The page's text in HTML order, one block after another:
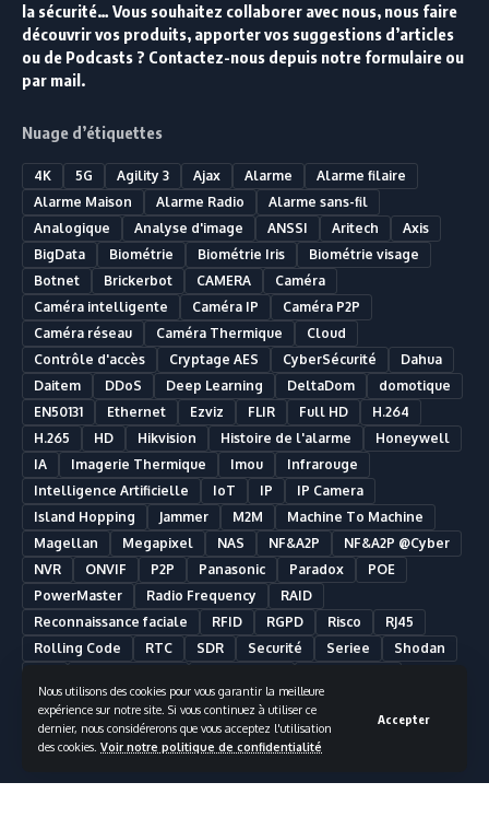
Nous utilisons des cookies pour vous garantir la meilleure
expérience sur notre site. Si vous continuez à utiliser ce
dernier, nous considérerons que vous acceptez l'utilisation
des cookies. Voir notre politique de confidentialité
Accepter
la sécurité… Vous souhaitez collaborer avec nous, nous faire
découvrir vos produits, apporter vos suggestions d’articles
ou de Podcasts ? Contactez-nous depuis notre formulaire ou
par mail.
Nuage d’étiquettes
4K 5G Agility 3 Ajax Alarme
Alarme filaire
Alarme Maison
Alarme Radio
Alarme sans-fil
Analogique
Analyse d'image ANSSI Aritech
Axis
BigData
Biométrie Biométrie Iris
Biométrie visage
Botnet
Brickerbot CAMERA
Caméra
Caméra intelligente
Caméra IP
Caméra P2P
Caméra réseau
Caméra Thermique
Cloud
Contrôle d'accès
Cryptage AES CyberSécurité
Dahua
Daitem
DDoS Deep Learning DeltaDom
domotique
EN50131
Ethernet Ezviz FLIR Full HD
H.264
H.265
HD Hikvision Histoire de l'alarme
Honeywell
IA
Imagerie Thermique Imou
Infrarouge
Intelligence Artificielle
IoT IP
IP Camera
Island Hopping
Jammer M2M
Machine To Machine
Magellan
Megapixel NAS NF&A2P
NF&A2P @Cyber
NVR
ONVIF P2P Panasonic Paradox
POE
PowerMaster
Radio Frequency
RAID
Reconnaissance faciale
RFID RGPD Risco
RJ45
Rolling Code
RTC SDR Securité Seriee
Shodan
Somfy
Synology Télésurveillance
UTC Fire & Security
Vidéosurveillance
Vidéosurveillance Analytique
Visonic